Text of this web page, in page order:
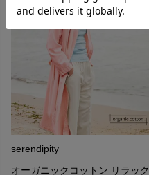
serendipity
オーガニックコットン リラック